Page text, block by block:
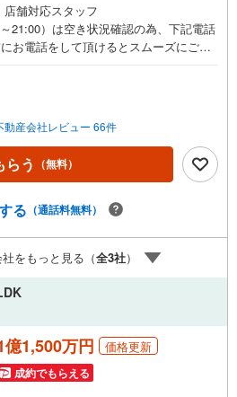
店舗対応スタッフ
21:00）は空き状況確認の為、下記電話
お電話をして頂けるとスムーズにご案
ご購入後もお客様の人生のパートナー
心」を守り続けます。【Yahoo！ 不動
店舗】当店で物件を成約するとPayPay
らえる「Yahoo！ 不動産 物件ご成約キ
象になります。「資料をもらう」「見学
ンからお問い合わせください。※必ずYah
渡はできません。ご案内・詳細な資料
す！■頭金0円からのご購入可能です■
軽にお問い合わせください。
動産会社レビュー 66件
らう （無料）
る （通話料無料）
をもっと見る（全3社）
億1,500万円 価格更新
成約でもらえる